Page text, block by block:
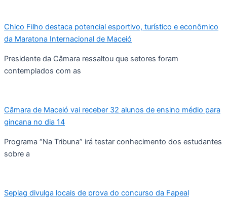
Chico Filho destaca potencial esportivo, turístico e econômico
da Maratona Internacional de Maceió
Presidente da Câmara ressaltou que setores foram
contemplados com as
Câmara de Maceió vai receber 32 alunos de ensino médio para
gincana no dia 14
Programa “Na Tribuna” irá testar conhecimento dos estudantes
sobre a
Seplag divulga locais de prova do concurso da Fapeal